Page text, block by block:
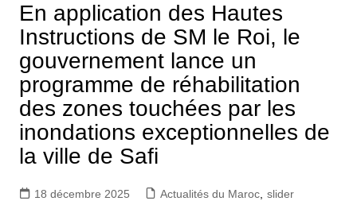
En application des Hautes
Instructions de SM le Roi, le
gouvernement lance un
programme de réhabilitation
des zones touchées par les
inondations exceptionnelles de
la ville de Safi
18 décembre 2025 Actualités du Maroc, slider